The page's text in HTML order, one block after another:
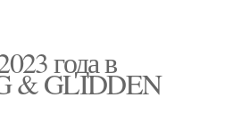
года в
& GLIDDEN